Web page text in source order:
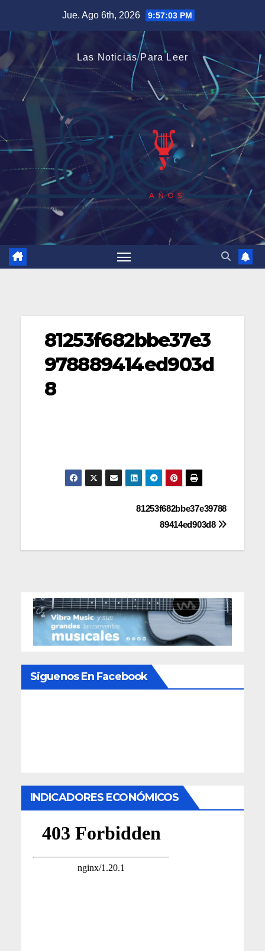
contenido
Jue. Ago 6th, 2026 9:57:03 PM
Las Noticias Para Leer
81253f682bbe37e3
978889414ed903d
8
Navegación81253f682bbe37e39788
89414ed903d8
Siguenos En Facebook
INDICADORES ECONÓMICOS